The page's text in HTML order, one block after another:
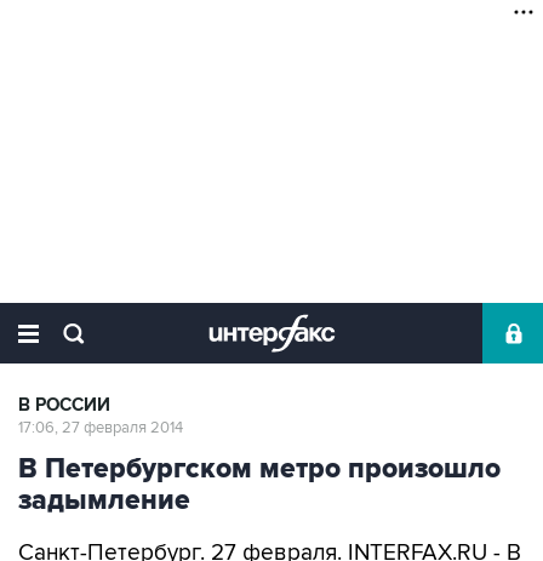
В РОССИИ
17:06, 27 февраля 2014
В Петербургском метро произошло
задымление
Санкт-Петербург. 27 февраля. INTERFAX.RU - В